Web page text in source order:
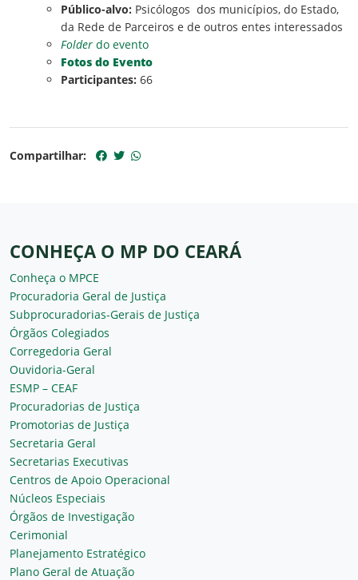
Público-alvo: Psicólogos dos municípios, do Estado,
da Rede de Parceiros e de outros entes interessados
Folder do evento
Fotos do Evento
Participantes: 66
Compartilhar:
CONHEÇA O MP DO CEARÁ
Conheça o MPCE
Procuradoria Geral de Justiça
Subprocuradorias-Gerais de Justiça
Órgãos Colegiados
Corregedoria Geral
Ouvidoria-Geral
ESMP – CEAF
Procuradorias de Justiça
Promotorias de Justiça
Secretaria Geral
Secretarias Executivas
Centros de Apoio Operacional
Núcleos Especiais
Órgãos de Investigação
Cerimonial
Planejamento Estratégico
Plano Geral de Atuação